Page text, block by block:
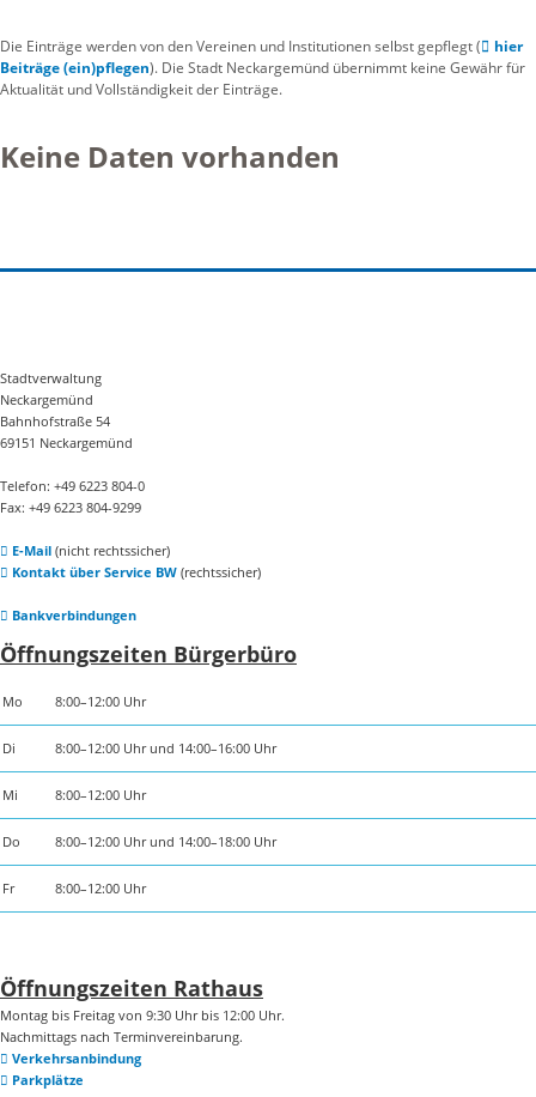
Die Einträge werden von den Vereinen und Institutionen selbst gepflegt (
hier
Beiträge (ein)pflegen). Die Stadt Neckargemünd übernimmt keine Gewähr für
Aktualität und Vollständigkeit der Einträge.
Keine Daten vorhanden
Stadtverwaltung
Neckargemünd
Bahnhofstraße 54
69151 Neckargemünd
Telefon: +49 6223 804-0
Fax: +49 6223 804-9299
E-Mail(nicht rechtssicher)
Kontakt über Service BW(rechtssicher)
Bankverbindungen
Öffnungszeiten Bürgerbüro
Mo 8:00–12:00 Uhr
Di 8:00–12:00 Uhr und 14:00–16:00 Uhr
Mi 8:00–12:00 Uhr
Do 8:00–12:00 Uhr und 14:00–18:00 Uhr
Fr 8:00–12:00 Uhr
Öffnungszeiten Rathaus
Montag bis Freitag von 9:30 Uhr bis 12:00 Uhr.
Nachmittags nach Terminvereinbarung.
Verkehrsanbindung
Parkplätze